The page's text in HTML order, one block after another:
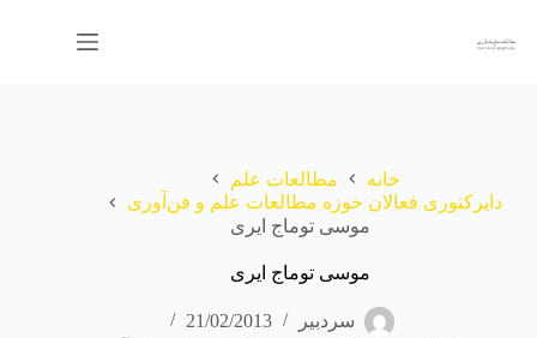
محتوا
خانه
مطالعات علم
دایرکتوری فعالان حوزه مطالعات علم و فن‌آوری
موسی توماج ایری
موسی توماج ایری
سردبیر
21/02/2013